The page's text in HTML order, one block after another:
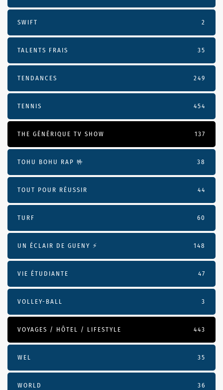
SWIFT 2
TALENTS FRAIS 35
TENDANCES 249
TENNIS 454
THE GÉNÉRIQUE TV SHOW 137
TOHU BOHU RAP 🤟 38
TOUT POUR RÉUSSIR 44
TURF 60
UN ÉCLAIR DE GUENY ⚡️ 148
VIE ÉTUDIANTE 47
VOLLEY-BALL 3
VOYAGES / HÔTEL / LIFESTYLE 443
WEL 35
WORLD 36